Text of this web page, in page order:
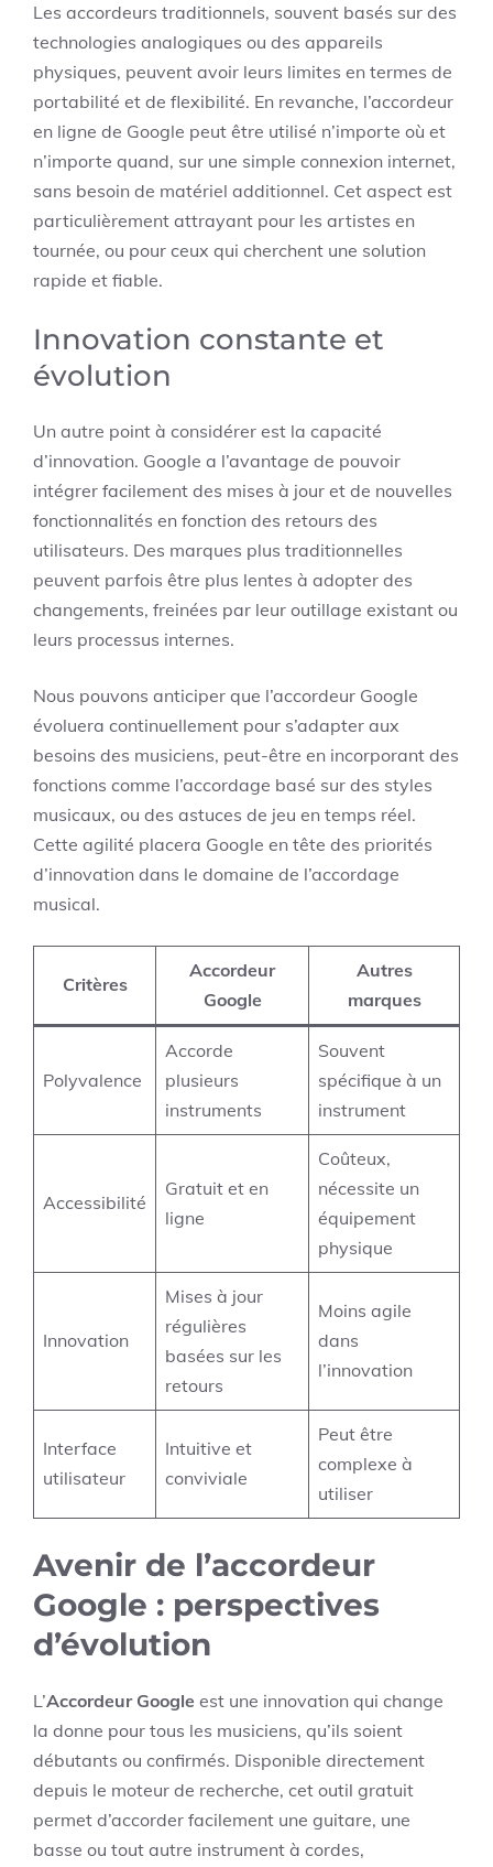
Les accordeurs traditionnels, souvent basés sur des
technologies analogiques ou des appareils
physiques, peuvent avoir leurs limites en termes de
portabilité et de flexibilité. En revanche, l’accordeur
en ligne de Google peut être utilisé n’importe où et
n’importe quand, sur une simple connexion internet,
sans besoin de matériel additionnel. Cet aspect est
particulièrement attrayant pour les artistes en
tournée, ou pour ceux qui cherchent une solution
rapide et fiable.
Innovation constante et
évolution
Un autre point à considérer est la capacité
d’innovation. Google a l’avantage de pouvoir
intégrer facilement des mises à jour et de nouvelles
fonctionnalités en fonction des retours des
utilisateurs. Des marques plus traditionnelles
peuvent parfois être plus lentes à adopter des
changements, freinées par leur outillage existant ou
leurs processus internes.
Nous pouvons anticiper que l’accordeur Google
évoluera continuellement pour s’adapter aux
besoins des musiciens, peut-être en incorporant des
fonctions comme l’accordage basé sur des styles
musicaux, ou des astuces de jeu en temps réel.
Cette agilité placera Google en tête des priorités
d’innovation dans le domaine de l’accordage
musical.
Critères
Accordeur
Google
Autres
marques
Polyvalence
Accorde
plusieurs
instruments
Souvent
spécifique à un
instrument
Accessibilité
Gratuit et en
ligne
Coûteux,
nécessite un
équipement
physique
Innovation
Mises à jour
régulières
basées sur les
retours
Moins agile
dans
l’innovation
Interface
utilisateur
Intuitive et
conviviale
Peut être
complexe à
utiliser
Avenir de l’accordeur
Google : perspectives
d’évolution
L’Accordeur Google est une innovation qui change
la donne pour tous les musiciens, qu’ils soient
débutants ou confirmés. Disponible directement
depuis le moteur de recherche, cet outil gratuit
permet d’accorder facilement une guitare, une
basse ou tout autre instrument à cordes,